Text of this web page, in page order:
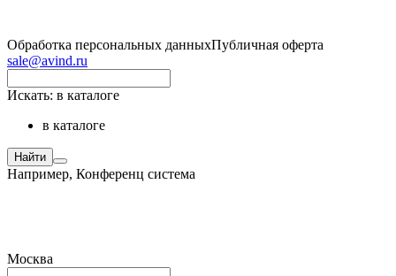
Обработка персональных данныхПубличная оферта
sale@avind.ru
Искать: в каталоге
в каталоге
Найти
Например, Конференц система
Москва